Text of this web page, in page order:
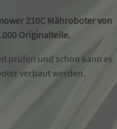
210C Mähroboter von
Originalteile.
prüfen und schon kann es
verbaut werden.